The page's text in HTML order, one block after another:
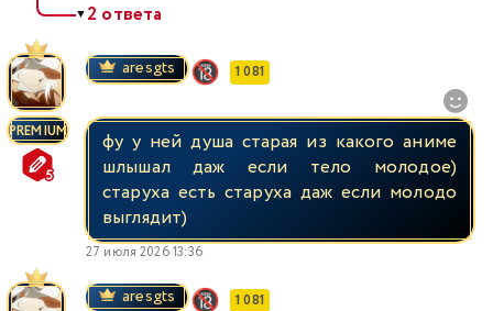
▼2 ответа
PREMIUM
aresgts 1 081
фу у ней душа старая из какого аниме
шлышал даж если тело молодое)
старуха есть старуха даж если молодо
выглядит)
27 июля 2026 13:36
aresgts 1 081